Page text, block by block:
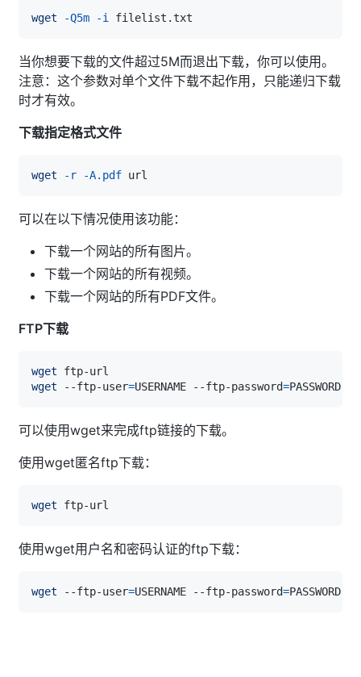
wget -Q5m -i
当你想要下载的文件超过5M而退出下载，你可以使用。
注意：这个参数对单个文件下载不起作用，只能递归下载
时才有效。
下载指定格式文件
wget -r -A.pdf
可以在以下情况使用该功能：
下载一个网站的所有图片。
下载一个网站的所有视频。
下载一个网站的所有PDF文件。
FTP下载
wget
wget --ftp-user=USERNAME --ftp-password=
可以使用wget来完成ftp链接的下载。
使用wget匿名ftp下载：
wget
使用wget用户名和密码认证的ftp下载：
wget --ftp-user=USERNAME --ftp-password=